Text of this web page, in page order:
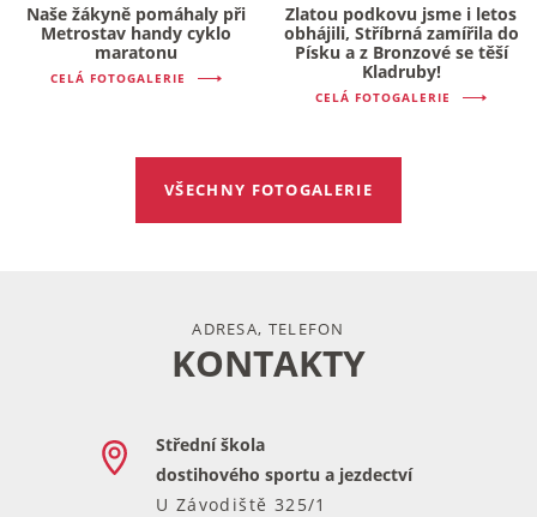
Naše žákyně pomáhaly při
Metrostav handy cyklo
maratonu
CELÁ FOTOGALERIE
Zlatou podkovu jsme i letos
obhájili, Stříbrná zamířila do
Písku a z Bronzové se těší
Kladruby!
CELÁ FOTOGALERIE
VŠECHNY FOTOGALERIE
KONTAKTY
ADRESA, TELEFON
Střední škola
dostihového sportu a jezdectví
U Závodiště 325/1